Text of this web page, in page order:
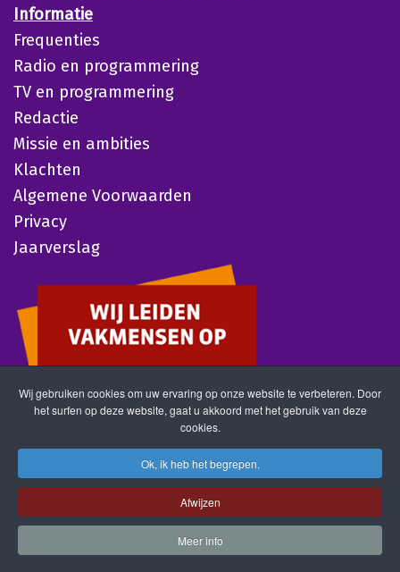
Informatie
Frequenties
Radio en programmering
TV en programmering
Redactie
Missie en ambities
Klachten
Algemene Voorwaarden
Privacy
Jaarverslag
Wij gebruiken cookies om uw ervaring op onze website te verbeteren. Door
het surfen op deze website, gaat u akkoord met het gebruik van deze
cookies.
Ok, ik heb het begrepen.
Afwijzen
Meer info